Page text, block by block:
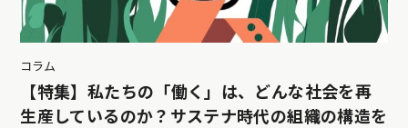
コラム
【特集】私たちの「働く」は、どんな社会を再
生産しているのか？サステナ時代の組織の構造を